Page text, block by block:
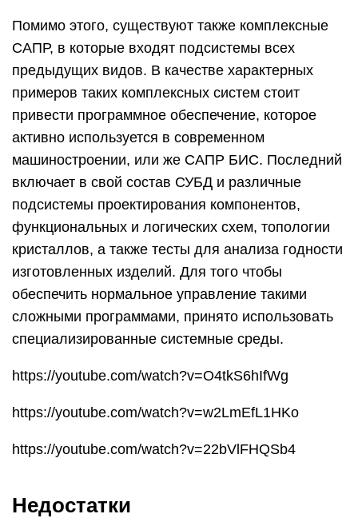
Помимо этого, существуют также комплексные
САПР, в которые входят подсистемы всех
предыдущих видов. В качестве характерных
примеров таких комплексных систем стоит
привести программное обеспечение, которое
активно используется в современном
машиностроении, или же САПР БИС. Последний
включает в свой состав СУБД и различные
подсистемы проектирования компонентов,
функциональных и логических схем, топологии
кристаллов, а также тесты для анализа годности
изготовленных изделий. Для того чтобы
обеспечить нормальное управление такими
сложными программами, принято использовать
специализированные системные среды.
https://youtube.com/watch?v=O4tkS6hIfWg
https://youtube.com/watch?v=w2LmEfL1HKo
https://youtube.com/watch?v=22bVlFHQSb4
Недостатки